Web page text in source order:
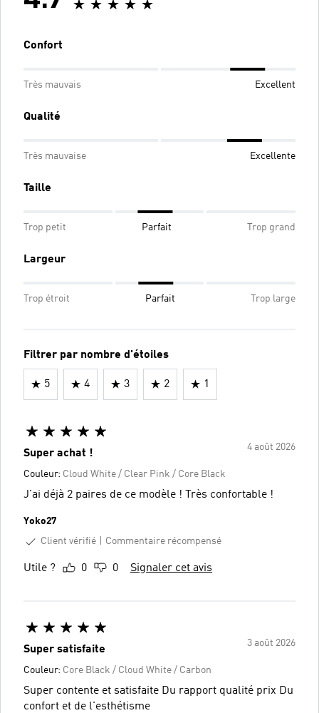
Confort
Très mauvais Excellent
Qualité
Très mauvaise Excellente
Taille
Trop petit Parfait Trop grand
Largeur
Trop étroit Parfait Trop large
Filtrer par nombre d'étoiles
5 4 3 2 1
4 août 2026
Super achat !
Couleur: Cloud White / Clear Pink / Core Black
J'ai déjà 2 paires de ce modèle ! Très confortable !
Yoko27
Client vérifié
Commentaire récompensé
Utile ? 0 0 Signaler cet avis
3 août 2026
Super satisfaite
Couleur: Core Black / Cloud White / Carbon
Super contente et satisfaite Du rapport qualité prix Du
confort et de l'esthétisme